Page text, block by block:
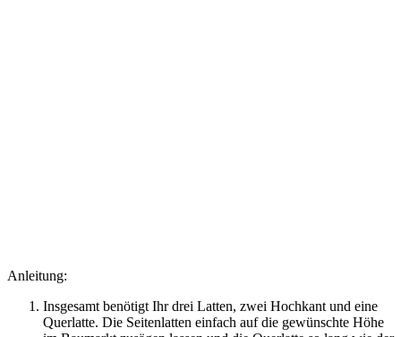
Anleitung:
Insgesamt benötigt Ihr drei Latten, zwei Hochkant und eine
Querlatte. Die Seitenlatten einfach auf die gewünschte Höhe